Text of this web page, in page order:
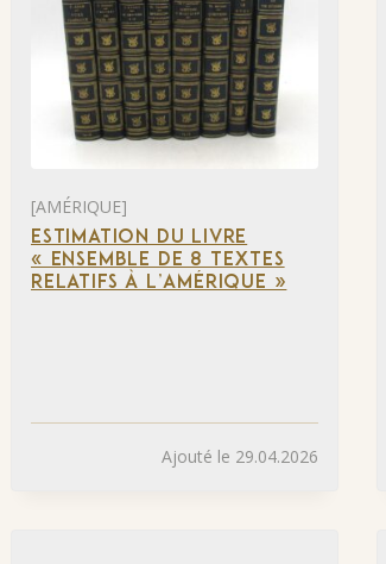
[AMÉRIQUE]
ESTIMATION DU LIVRE
« ENSEMBLE DE 8 TEXTES
RELATIFS À L’AMÉRIQUE »
Ajouté le 29.04.2026